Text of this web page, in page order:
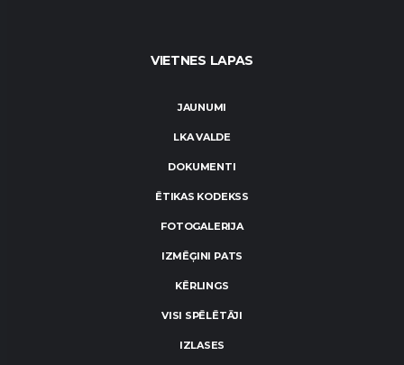
VIETNES LAPAS
JAUNUMI
LKA VALDE
DOKUMENTI
ĒTIKAS KODEKSS
FOTOGALERIJA
IZMĒĢINI PATS
KĒRLINGS
VISI SPĒLĒTĀJI
IZLASES